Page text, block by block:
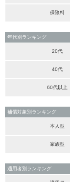
保険料
年代別ランキング
20代
40代
60代以上
補償対象別ランキング
本人型
家族型
適用者別ランキング